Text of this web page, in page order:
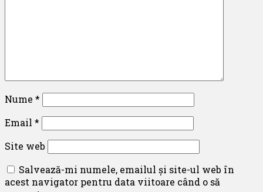
Nume *
Email *
Site web
Salvează-mi numele, emailul și site-ul web în
acest navigator pentru data viitoare când o să